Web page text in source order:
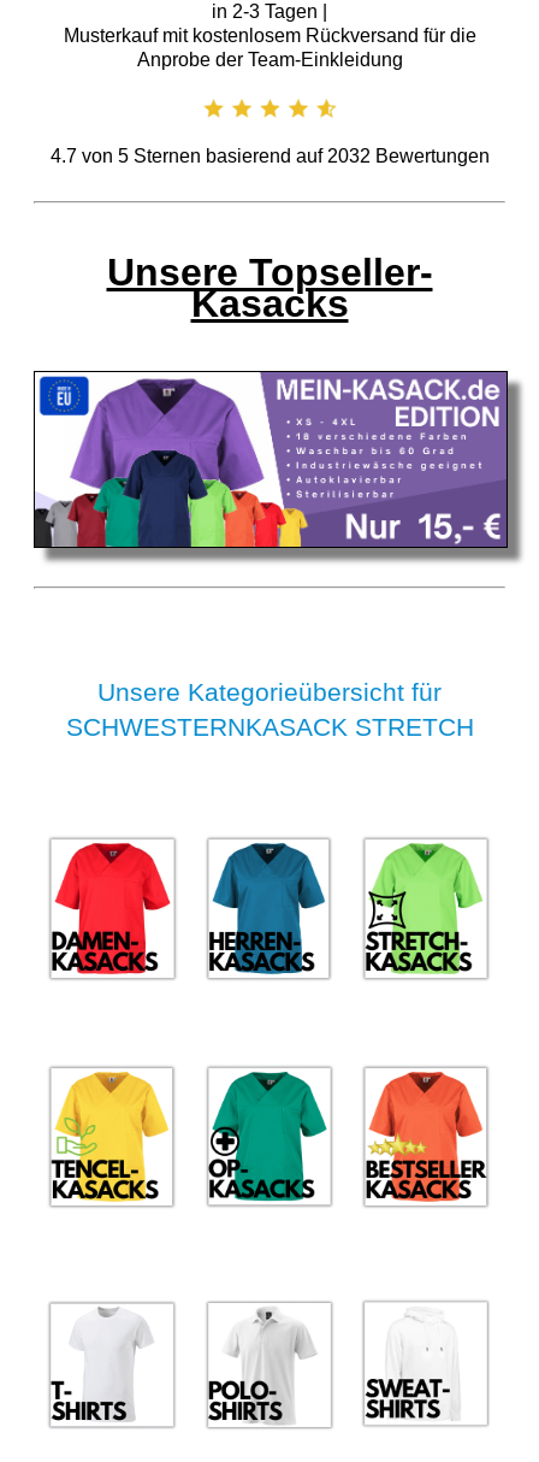
in 2-3 Tagen |
Musterkauf mit kostenlosem Rückversand für die
Anprobe der Team-Einkleidung
4.7von 5Sternen basierend auf 2032 Bewertungen
Unsere Topseller-
Kasacks
Unsere Kategorieübersicht für
SCHWESTERNKASACK STRETCH